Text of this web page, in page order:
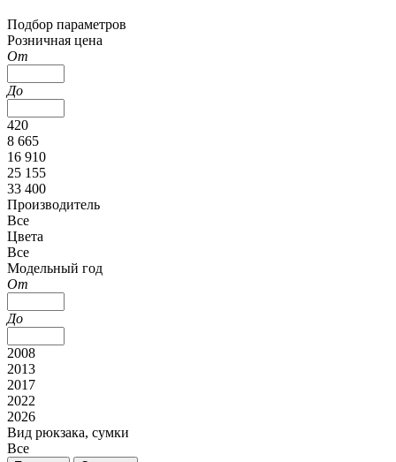
Подбор параметров
Розничная цена
От
До
420
8 665
16 910
25 155
33 400
Производитель
Все
Цвета
Все
Модельный год
От
До
2008
2013
2017
2022
2026
Вид рюкзака, сумки
Все